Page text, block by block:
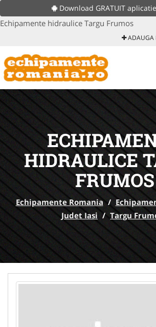
Download GRATUIT
Echipamente hidraulice Targu Frumos
ADAUGA
HIDRAULICE
FRUMOS
Echipamente Romania /
Judet Iasi / Targu